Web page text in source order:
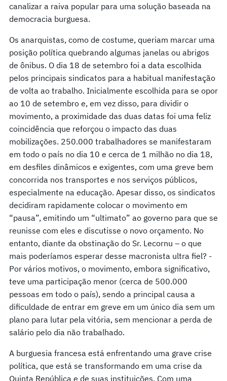
canalizar a raiva popular para uma solução baseada na
democracia burguesa.
Os anarquistas, como de costume, queriam marcar uma
posição política quebrando algumas janelas ou abrigos
de ônibus. O dia 18 de setembro foi a data escolhida
pelos principais sindicatos para a habitual manifestação
de volta ao trabalho. Inicialmente escolhida para se opor
ao 10 de setembro e, em vez disso, para dividir o
movimento, a proximidade das duas datas foi uma feliz
coincidência que reforçou o impacto das duas
mobilizações. 250.000 trabalhadores se manifestaram
em todo o país no dia 10 e cerca de 1 milhão no dia 18,
em desfiles dinâmicos e exigentes, com uma greve bem
concorrida nos transportes e nos serviços públicos,
especialmente na educação. Apesar disso, os sindicatos
decidiram rapidamente colocar o movimento em
“pausa”, emitindo um “ultimato” ao governo para que se
reunisse com eles e discutisse o novo orçamento. No
entanto, diante da obstinação do Sr. Lecornu – o que
mais poderíamos esperar desse macronista ultra fiel? -
Por vários motivos, o movimento, embora significativo,
teve uma participação menor (cerca de 500.000
pessoas em todo o país), sendo a principal causa a
dificuldade de entrar em greve em um único dia sem um
plano para lutar pela vitória, sem mencionar a perda de
salário pelo dia não trabalhado.
A burguesia francesa está enfrentando uma grave crise
política, que está se transformando em uma crise da
Quinta República e de suas instituições. Com uma